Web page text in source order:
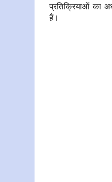
प्रतिक्रियाओं का
हैं।